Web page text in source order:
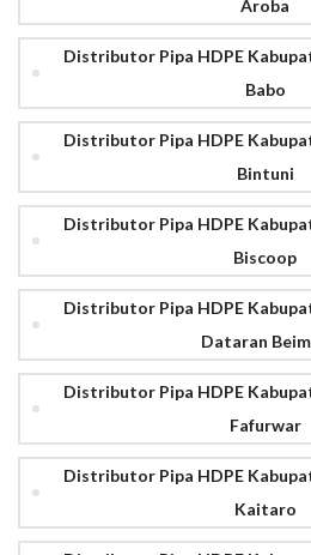
Aroba
Distributor Pipa HDPE
Babo
Distributor Pipa HDPE
Bintuni
Distributor Pipa HDPE
Biscoop
Distributor Pipa HDPE
Dataran
Distributor Pipa HDPE
Fafurwar
Distributor Pipa HDPE
Kaitaro